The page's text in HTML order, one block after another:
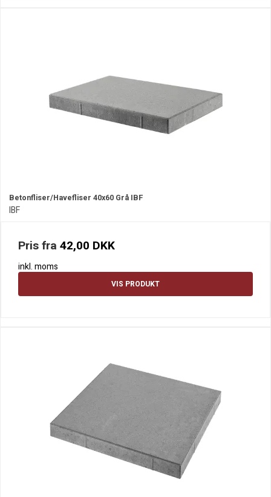
Betonfliser/Havefliser 40x60 Grå IBF
IBF
Pris fra 42,00 DKK
inkl. moms
VIS PRODUKT